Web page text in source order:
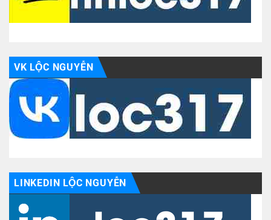
VK LỘC NGUYỄN
LINKEDIN LỘC NGUYỄN